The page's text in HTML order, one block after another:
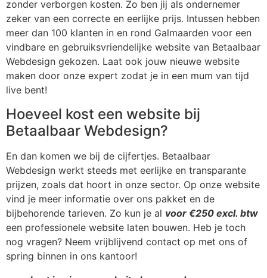
zonder verborgen kosten. Zo ben jij als ondernemer
zeker van een correcte en eerlijke prijs. Intussen hebben
meer dan 100 klanten in en rond Galmaarden voor een
vindbare en gebruiksvriendelijke website van Betaalbaar
Webdesign gekozen. Laat ook jouw nieuwe website
maken door onze expert zodat je in een mum van tijd
live bent!
Hoeveel kost een website bij
Betaalbaar Webdesign?
En dan komen we bij de cijfertjes. Betaalbaar
Webdesign werkt steeds met eerlijke en transparante
prijzen, zoals dat hoort in onze sector. Op onze website
vind je meer informatie over ons pakket en de
bijbehorende tarieven. Zo kun je al voor €250 excl. btw
een professionele website laten bouwen. Heb je toch
nog vragen? Neem vrijblijvend contact op met ons of
spring binnen in ons kantoor!